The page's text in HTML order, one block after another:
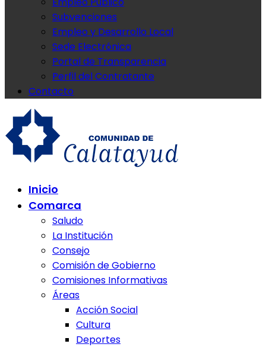
Subvenciones
Empleo y Desarrollo Local
Sede Electrónica
Portal de Transparencia
Perfil del Contratante
Contacto
Comunidad de Calatayud
Comunidad de Calatayud
Inicio
Comarca
Saludo
La Institución
Consejo
Comisión de Gobierno
Comisiones Informativas
Áreas
Acción Social
Cultura
Deportes